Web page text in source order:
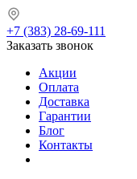
+7 (383) 28-69-111
Заказать звонок
Акции
Оплата
Доставка
Гарантии
Блог
Контакты